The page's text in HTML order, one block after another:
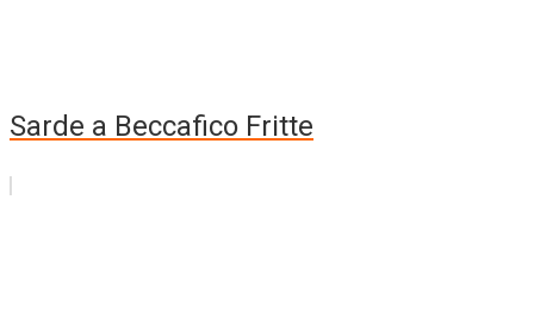
Sarde a Beccafico Fritte